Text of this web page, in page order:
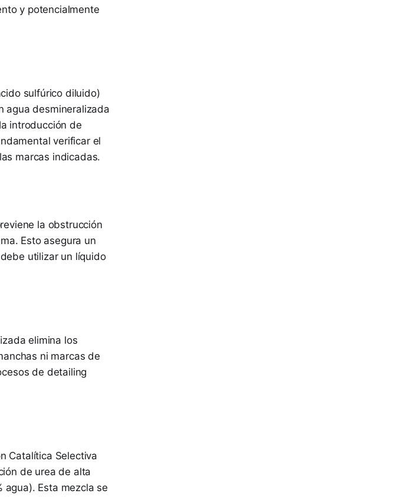
y potencialmente
sulfúrico diluido)
agua desmineralizada
introducción de
verificar el
marcas indicadas.
la obstrucción
Esto asegura un
utilizar un líquido
elimina los
ni marcas de
de detailing
Catalítica Selectiva
de urea de alta
agua). Esta mezcla se